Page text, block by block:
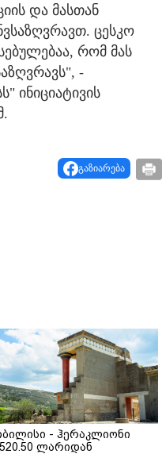
და მასთან
ცესკო
რომ მას
-
ინიციატივის
გაზიარება
- ჰერაკლიონი
ლარიდან